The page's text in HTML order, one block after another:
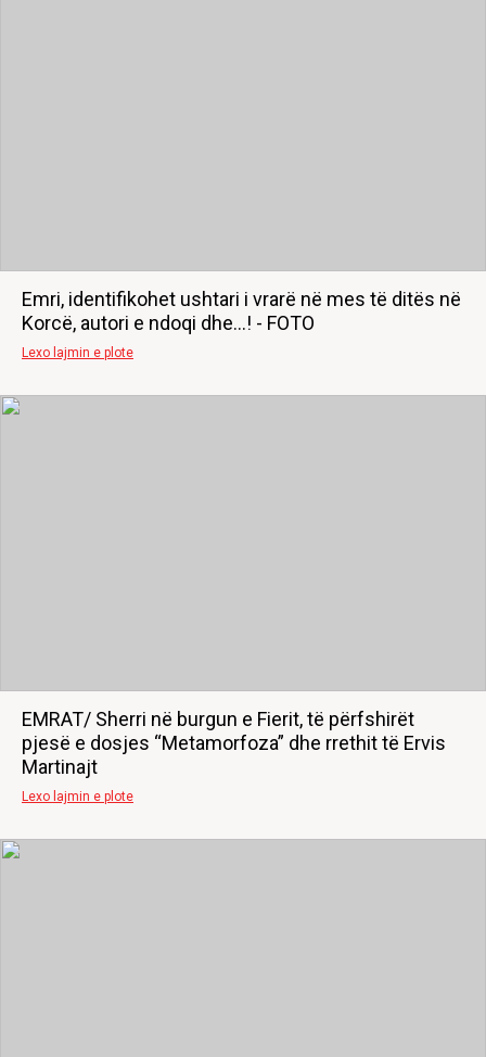
Emri, identifikohet ushtari i vrarë në mes të ditës në
Korcë, autori e ndoqi dhe...! - FOTO
Lexo lajmin e plote
EMRAT/ Sherri në burgun e Fierit, të përfshirët
pjesë e dosjes “Metamorfoza” dhe rrethit të Ervis
Martinajt
Lexo lajmin e plote